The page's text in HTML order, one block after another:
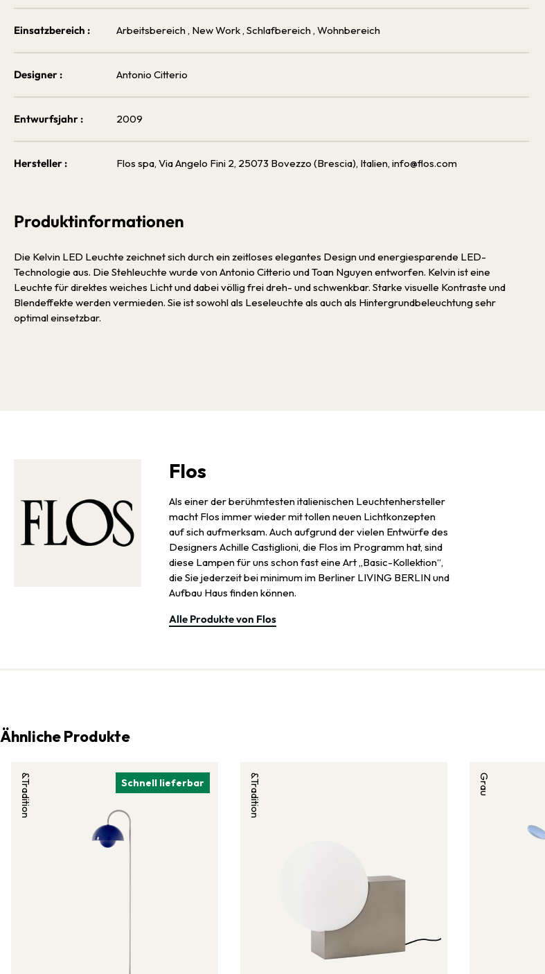
Einsatzbereich : Arbeitsbereich , New Work, Schlafbereich , Wohnbereich
Designer : Antonio Citterio
Entwurfsjahr : 2009
Hersteller : Flos spa, Via Angelo Fini 2, 25073 Bovezzo (Brescia), Italien, info@flos.com
Produktinformationen
Die Kelvin LED Leuchte zeichnet sich durch ein zeitloses elegantes Design und energiesparende LED-
Technologie aus. Die Stehleuchte wurde von Antonio Citterio und Toan Nguyen entworfen. Kelvin ist eine
Leuchte für direktes weiches Licht und dabei völlig frei dreh- und schwenkbar. Starke visuelle Kontraste und
Blendeffekte werden vermieden. Sie ist sowohl als Leseleuchte als auch als Hintergrundbeleuchtung sehr
optimal einsetzbar.
Flos
Als einer der berühmtesten italienischen Leuchtenhersteller
macht Flos immer wieder mit tollen neuen Lichtkonzepten
auf sich aufmerksam. Auch aufgrund der vielen Entwürfe des
Designers Achille Castiglioni, die Flos im Programm hat, sind
diese Lampen für uns schon fast eine Art „Basic-Kollektion“,
die Sie jederzeit bei minimum im Berliner LIVING BERLIN und
Aufbau Haus finden können.
Alle Produkte von Flos
Ähnliche Produkte
Schnell lieferbar
&Tradition &Tradition Grau